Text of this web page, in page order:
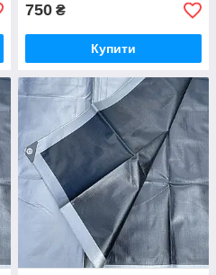
750 ₴
Купити